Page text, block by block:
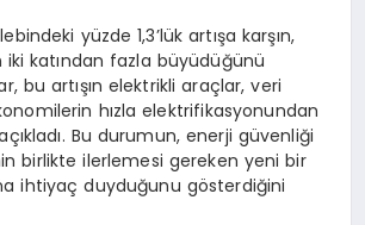
yüzde 1,3’lük artışa karşın,
katından fazla büyüdüğünü
bu artışın elektrikli araçlar, veri
hızla elektrifikasyonundan
Bu durumun, enerji güvenliği
birlikte ilerlemesi gereken yeni bir
ihtiyaç duyduğunu gösterdiğini